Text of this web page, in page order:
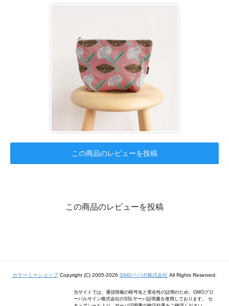
この商品のレビューを投稿
この商品のレビューを投稿
カラーミーショップCopyright (C) 2005-2026 GMOペパボ株式会社 All Rights Reserved.
当サイトでは、通信情報の暗号化と実在性の証明のため、GMOグロ
ーバルサイン株式会社のSSLサーバ証明書を使用しております。 セ